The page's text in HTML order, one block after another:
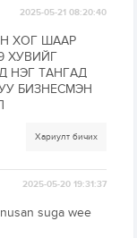
2025-05-21 08:20:40
ХОГ ШААР
ХУВИЙГ
НЭГ ТАНГАД
БИЗНЕСМЭН
Хариулт бичих
2025-05-20 19:31:37
suga wee